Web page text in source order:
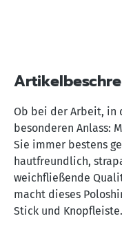
Ob bei der Arbeit, in
besonderen Anlass:
Sie immer bestens
hautfreundlich,
weichfließende
macht dieses
Stick und Knopfleiste.